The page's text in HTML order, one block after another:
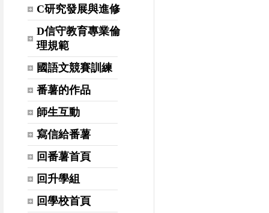
C研究發展與進修
D信守教育專業倫
理規範
國語文競賽訓練
番薯的作品
師生互動
寫信給番薯
回番薯首頁
回升學組
回學校首頁